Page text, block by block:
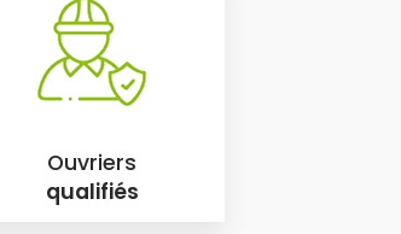
Ouvriers
qualifiés